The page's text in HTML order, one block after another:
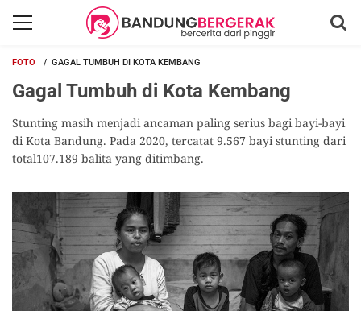
FOTO GAGAL TUMBUH DI KOTA KEMBANG
Gagal Tumbuh di Kota Kembang
Stunting masih menjadi ancaman paling serius bagi bayi-bayi
di Kota Bandung. Pada 2020, tercatat 9.567 bayi stunting dari
total107.189 balita yang ditimbang.